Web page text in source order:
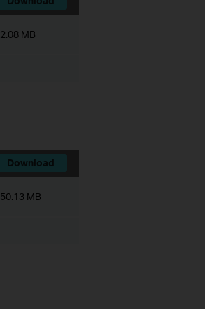
2.08 MB
Download
50.13 MB